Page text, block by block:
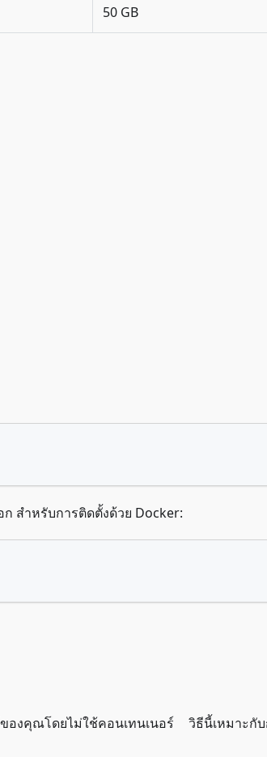
50 GB
สำหรับการติดตั้งด้วย Docker:
องคุณโดยไม่ใช้คอนเทนเนอร์ วิธีนี้เหมาะกั